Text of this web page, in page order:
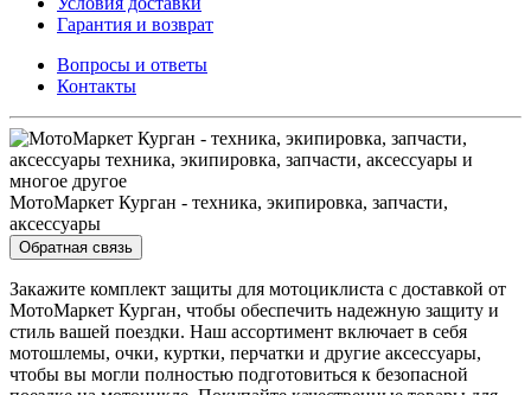
Гарантия и возврат
Вопросы и ответы
Контакты
МотоМаркет Курган - техника, экипировка, запчасти,
аксессуары
Обратная связь
Закажите комплект защиты для мотоциклиста с доставкой от
МотоМаркет Курган, чтобы обеспечить надежную защиту и
стиль вашей поездки. Наш ассортимент включает в себя
мотошлемы, очки, куртки, перчатки и другие аксессуары,
чтобы вы могли полностью подготовиться к безопасной